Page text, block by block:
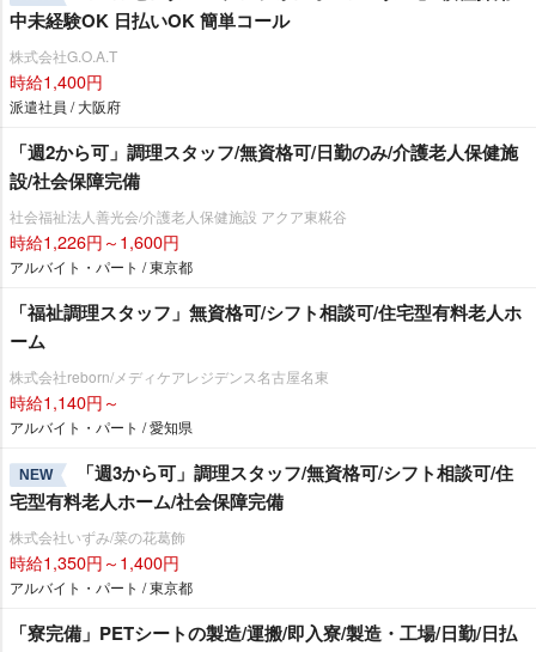
中未経験OK 日払いOK 簡単コール
株式会社G.O.A.T
時給1,400円
派遣社員 / 大阪府
「週2から可」調理スタッフ/無資格可/日勤のみ/介護老人保健施
設/社会保障完備
社会福祉法人善光会/介護老人保健施設 アクア東糀谷
時給1,226円～1,600円
アルバイト・パート / 東京都
「福祉調理スタッフ」無資格可/シフト相談可/住宅型有料老人ホ
ーム
株式会社reborn/メディケアレジデンス名古屋名東
時給1,140円～
アルバイト・パート / 愛知県
NEW
「週3から可」調理スタッフ/無資格可/シフト相談可/住
宅型有料老人ホーム/社会保障完備
株式会社いずみ/菜の花葛飾
時給1,350円～1,400円
アルバイト・パート / 東京都
「寮完備」PETシートの製造/運搬/即入寮/製造・工場/日勤/日払